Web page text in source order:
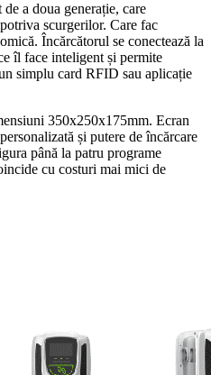
a doua generație, care
scurgerilor. Care fac
Încărcătorul se conectează la
îl face inteligent și permite
simplu card RFID sau aplicație
350x250x175mm. Ecran
și putere de încărcare
până la patru programe
cu costuri mai mici de